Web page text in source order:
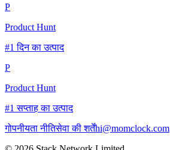
P
Product Hunt
#1 दिन का उत्पाद
P
Product Hunt
#1 सप्ताह का उत्पाद
गोपनीयता नीतिसेवा की शर्तेंhi@momclock.com